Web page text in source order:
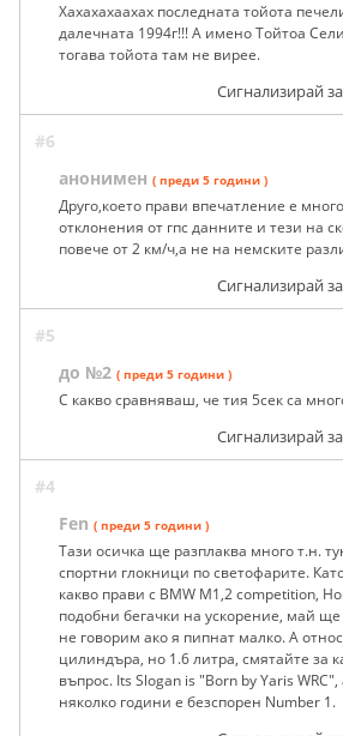
Хахахахаахах последната тойота
далечната 1994г!!! А имено Тойтоа
тогава тойота там не вирее.
Сигнализирай
#6
анонимен ( преди 5 години )
Друго,което прави впечатление е
отклонения от гпс данните и тези на
повече от 2 км/ч,а не на немските
Сигнализирай
#5
до №2 ( преди 5 години )
С какво сравняваш, че тия 5сек са
Сигнализирай
#4
Fen ( преди 5 години )
Тази осичка ще разплаква много т.н.
спортни глокници по светофарите.
какво прави с BMW M1,2 competition,
подобни бегачки на ускорение, май
не говорим ако я пипнат малко. А
цилиндъра, но 1.6 литра, смятайте за
въпрос. Its Slogan is "Born by Yaris
няколко години е безспорен Number 1.